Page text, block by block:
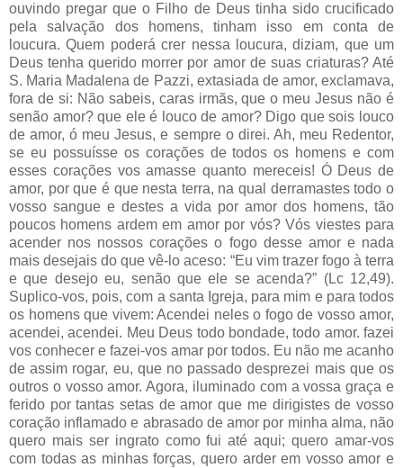
ouvindo pregar que o Filho de Deus tinha sido crucificado
pela salvação dos homens, tinham isso em conta de
loucura. Quem poderá crer nessa loucura, diziam, que um
Deus tenha querido morrer por amor de suas criaturas? Até
S. Maria Madalena de Pazzi, extasiada de amor, exclamava,
fora de si: Não sabeis, caras irmãs, que o meu Jesus não é
senão amor? que ele é louco de amor? Digo que sois louco
de amor, ó meu Jesus, e sempre o direi. Ah, meu Redentor,
se eu possuísse os corações de todos os homens e com
esses corações vos amasse quanto mereceis! Ó Deus de
amor, por que é que nesta terra, na qual derramastes todo o
vosso sangue e destes a vida por amor dos homens, tão
poucos homens ardem em amor por vós? Vós viestes para
acender nos nossos corações o fogo desse amor e nada
mais desejais do que vê-lo aceso: “Eu vim trazer fogo à terra
e que desejo eu, senão que ele se acenda?” (Lc 12,49).
Suplico-vos, pois, com a santa Igreja, para mim e para todos
os homens que vivem: Acendei neles o fogo de vosso amor,
acendei, acendei. Meu Deus todo bondade, todo amor. fazei
vos conhecer e fazei-vos amar por todos. Eu não me acanho
de assim rogar, eu, que no passado desprezei mais que os
outros o vosso amor. Agora, iluminado com a vossa graça e
ferido por tantas setas de amor que me dirigistes de vosso
coração inflamado e abrasado de amor por minha alma, não
quero mais ser ingrato como fui até aqui; quero amar-vos
com todas as minhas forças, quero arder em vosso amor e